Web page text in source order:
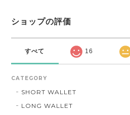
ショップの評価
すべて 16
CATEGORY
SHORT WALLET
LONG WALLET